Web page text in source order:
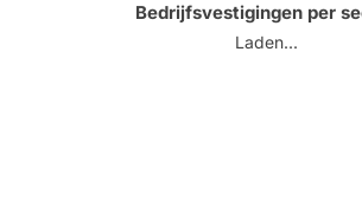
Bedrijfsvestigingen per
Laden...